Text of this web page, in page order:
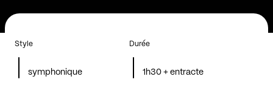
Style
symphonique
Durée
1h30 + entracte